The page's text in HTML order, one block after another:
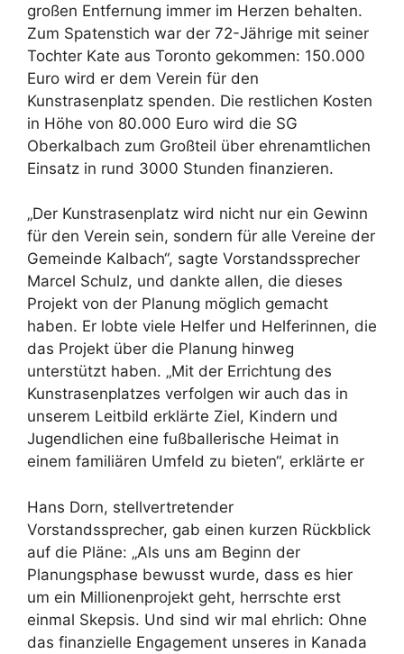
großen Entfernung immer im Herzen behalten.
Zum Spatenstich war der 72-Jährige mit seiner
Tochter Kate aus Toronto gekommen: 150.000
Euro wird er dem Verein für den
Kunstrasenplatz spenden. Die restlichen Kosten
in Höhe von 80.000 Euro wird die SG
Oberkalbach zum Großteil über ehrenamtlichen
Einsatz in rund 3000 Stunden finanzieren.
„Der Kunstrasenplatz wird nicht nur ein Gewinn
für den Verein sein, sondern für alle Vereine der
Gemeinde Kalbach“, sagte Vorstandssprecher
Marcel Schulz, und dankte allen, die dieses
Projekt von der Planung möglich gemacht
haben. Er lobte viele Helfer und Helferinnen, die
das Projekt über die Planung hinweg
unterstützt haben. „Mit der Errichtung des
Kunstrasenplatzes verfolgen wir auch das in
unserem Leitbild erklärte Ziel, Kindern und
Jugendlichen eine fußballerische Heimat in
einem familiären Umfeld zu bieten“, erklärte er
Hans Dorn, stellvertretender
Vorstandssprecher, gab einen kurzen Rückblick
auf die Pläne: „Als uns am Beginn der
Planungsphase bewusst wurde, dass es hier
um ein Millionenprojekt geht, herrschte erst
einmal Skepsis. Und sind wir mal ehrlich: Ohne
das finanzielle Engagement unseres in Kanada